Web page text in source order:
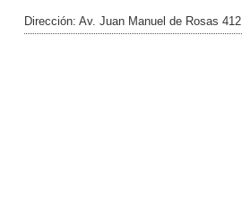
Dirección: Av. Juan Manuel de Rosas 412